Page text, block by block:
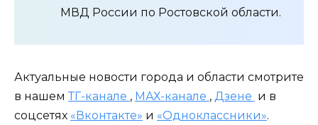
МВД России по Ростовской области.
Актуальные новости города и области смотрите
в нашем ТГ-канале , МАХ-канале , Дзене и в
соцсетях «Вконтакте» и «Одноклассники».